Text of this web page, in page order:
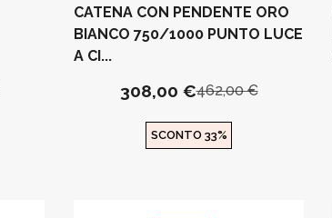
CATENA CON PENDENTE ORO
BIANCO 750/1000 PUNTO LUCE
A CI...
308,00 €462,00 €
SCONTO 33%